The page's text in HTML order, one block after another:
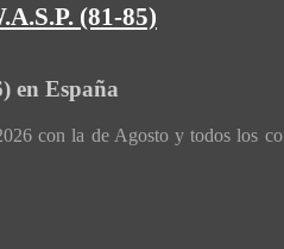
(81-85)
en España
con la de Agosto y todos los